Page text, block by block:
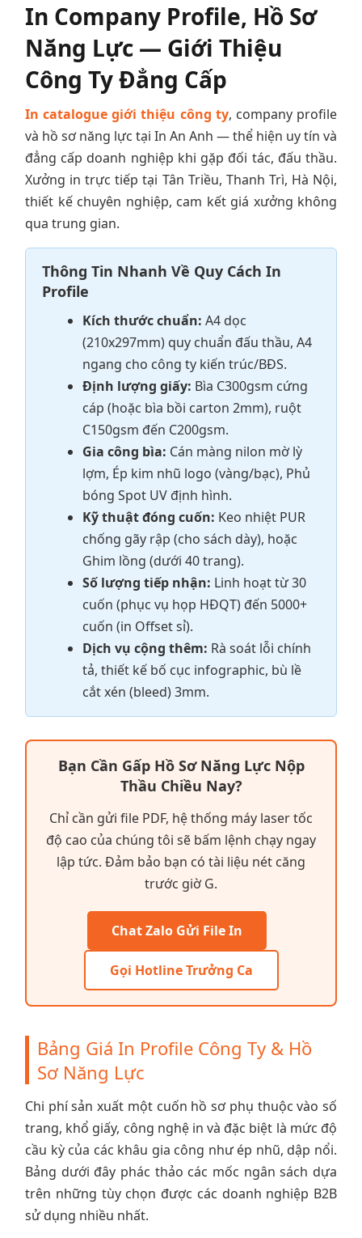
In Company Profile, Hồ Sơ
Năng Lực — Giới Thiệu
Công Ty Đẳng Cấp
In catalogue giới thiệu công ty, company profile
và hồ sơ năng lực tại In An Anh — thể hiện uy tín và
đẳng cấp doanh nghiệp khi gặp đối tác, đấu thầu.
Xưởng in trực tiếp tại Tân Triều, Thanh Trì, Hà Nội,
thiết kế chuyên nghiệp, cam kết giá xưởng không
qua trung gian.
Thông Tin Nhanh Về Quy Cách In
Profile
Kích thước chuẩn: A4 dọc
(210x297mm) quy chuẩn đấu thầu, A4
ngang cho công ty kiến trúc/BĐS.
Định lượng giấy: Bìa C300gsm cứng
cáp (hoặc bìa bồi carton 2mm), ruột
C150gsm đến C200gsm.
Gia công bìa: Cán màng nilon mờ lỳ
lợm, Ép kim nhũ logo (vàng/bạc), Phủ
bóng Spot UV định hình.
Kỹ thuật đóng cuốn: Keo nhiệt PUR
chống gãy rập (cho sách dày), hoặc
Ghim lồng (dưới 40 trang).
Số lượng tiếp nhận: Linh hoạt từ 30
cuốn (phục vụ họp HĐQT) đến 5000+
cuốn (in Offset sỉ).
Dịch vụ cộng thêm: Rà soát lỗi chính
tả, thiết kế bố cục infographic, bù lề
cắt xén (bleed) 3mm.
Bạn Cần Gấp Hồ Sơ Năng Lực Nộp
Thầu Chiều Nay?
Chỉ cần gửi file PDF, hệ thống máy laser tốc
độ cao của chúng tôi sẽ bấm lệnh chạy ngay
lập tức. Đảm bảo bạn có tài liệu nét căng
trước giờ G.
Chat Zalo Gửi File In
Gọi Hotline Trưởng Ca
Bảng Giá In Profile Công Ty & Hồ
Sơ Năng Lực
Chi phí sản xuất một cuốn hồ sơ phụ thuộc vào số
trang, khổ giấy, công nghệ in và đặc biệt là mức độ
cầu kỳ của các khâu gia công như ép nhũ, dập nổi.
Bảng dưới đây phác thảo các mốc ngân sách dựa
trên những tùy chọn được các doanh nghiệp B2B
sử dụng nhiều nhất.